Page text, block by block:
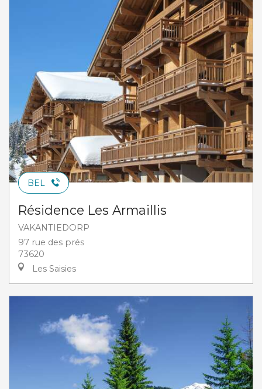
BEL
Résidence Les Armaillis
VAKANTIEDORP
97 rue des prés
73620
Les Saisies